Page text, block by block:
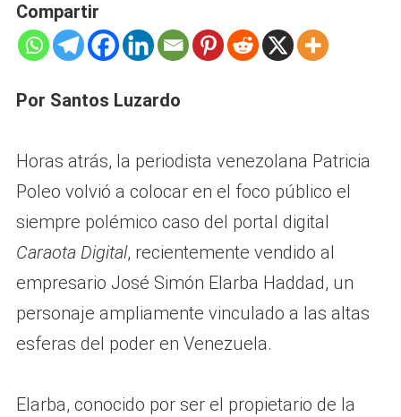
Compartir
Por Santos Luzardo
Horas atrás, la periodista venezolana Patricia
Poleo volvió a colocar en el foco público el
siempre polémico caso del portal digital
Caraota Digital, recientemente vendido al
empresario José Simón Elarba Haddad, un
personaje ampliamente vinculado a las altas
esferas del poder en Venezuela.
Elarba, conocido por ser el propietario de la